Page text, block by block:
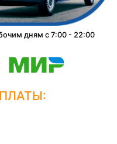
дням с 7:00 - 22:00